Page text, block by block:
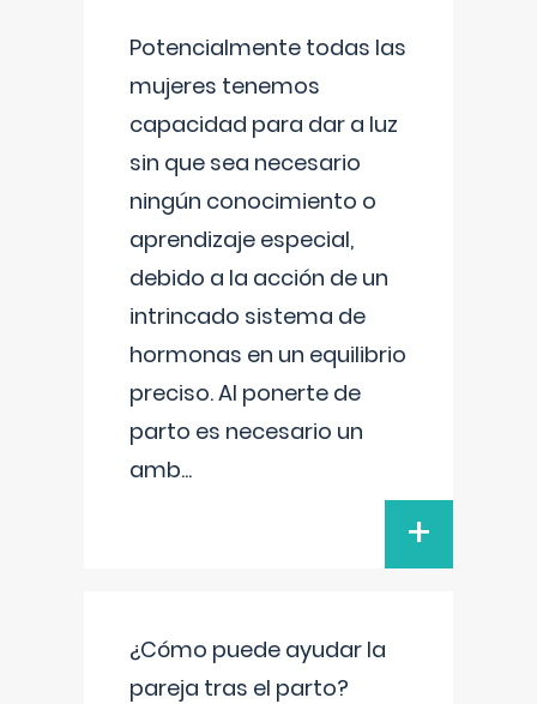
Potencialmente todas las
mujeres tenemos
capacidad para dar a luz
sin que sea necesario
ningún conocimiento o
aprendizaje especial,
debido a la acción de un
intrincado sistema de
hormonas en un equilibrio
preciso. Al ponerte de
parto es necesario un
amb...
+
¿Cómo puede ayudar la
pareja tras el parto?